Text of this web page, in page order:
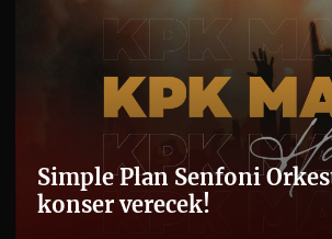
Simple Plan Senfoni
konser verecek!